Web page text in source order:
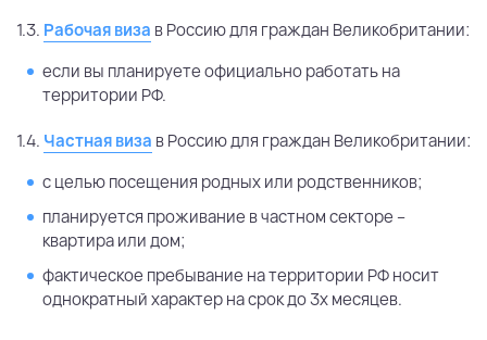
1.3. Рабочая виза в Россию для граждан Великобритании:
если вы планируете официально работать на
территории РФ.
1.4. Частная виза в Россию для граждан Великобритании:
с целью посещения родных или родственников;
планируется проживание в частном секторе –
квартира или дом;
фактическое пребывание на территории РФ носит
однократный характер на срок до 3х месяцев.